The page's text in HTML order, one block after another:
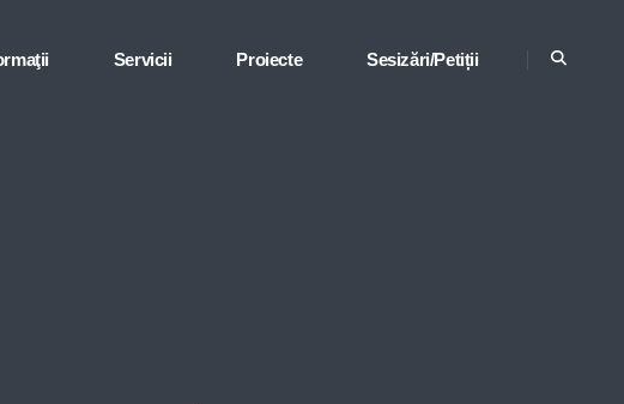
Servicii Proiecte Sesizări/Petiții